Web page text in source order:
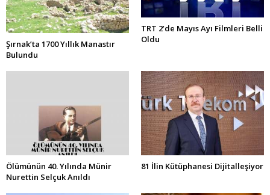
Şırnak’ta 1700 Yıllık Manastır
Bulundu
TRT 2’de Mayıs Ayı Filmleri Belli
Oldu
Ölümünün 40. Yılında Münir
Nurettin Selçuk Anıldı
81 İlin Kütüphanesi Dijitalleşiyor